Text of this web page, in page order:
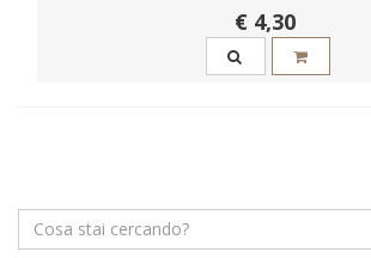
€ 4,30